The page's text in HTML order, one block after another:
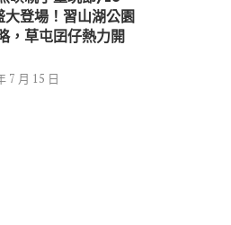
大登場！習山湖公園
，草屯囝仔熱力開
7 月 15 日